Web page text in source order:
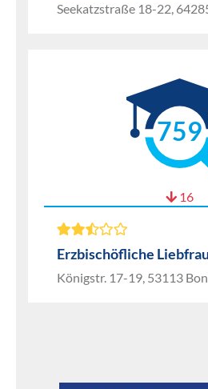
Seekatzstraße 18-22,
759
16
Erzbischöfliche
Königstr. 17-19, 53113